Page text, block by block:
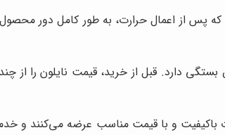
که پس از اعمال حرارت، به طور کامل دور
دارد. قبل از خرید، قیمت نایلون را از
باکیفیت و با قیمت مناسب عرضه می‌کنند و